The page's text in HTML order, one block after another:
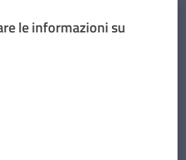
le informazioni su